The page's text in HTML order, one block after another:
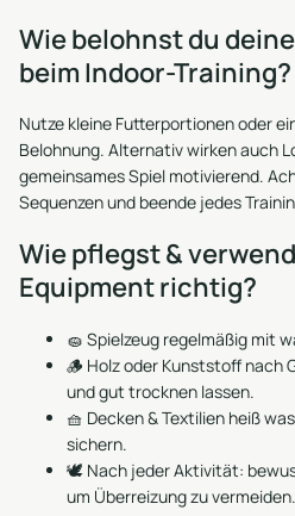
Wie belohnst du
beim Indoor-Training?
Nutze kleine Futterportionen oder
Belohnung. Alternativ wirken auch
gemeinsames Spiel motivierend.
Sequenzen und beende jedes
Wie pflegst &
Equipment richtig?
🧽 Spielzeug regelmäßig mit
🪵 Holz oder Kunststoff nach
und gut trocknen lassen.
🧺 Decken & Textilien heiß
sichern.
🕊️ Nach jeder Aktivität:
um Überreizung zu vermeiden.